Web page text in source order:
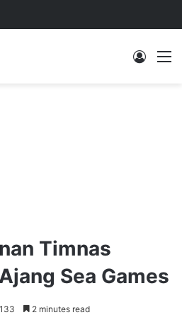
Log In
Timnas
Sea Games
133 2 minutes read